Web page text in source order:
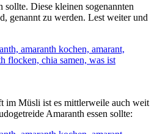
Diese kleinen sogenannten
genannt zu werden. Lest weiter und
im Müsli ist es mittlerweile auch weit
Amaranth essen sollte: